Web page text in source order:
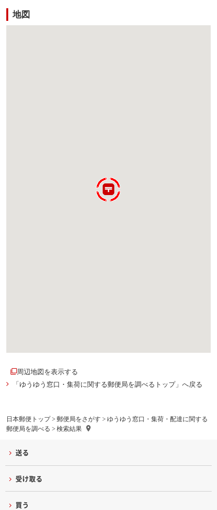
日本郵便トップ> 郵便局をさがす > ゆうゆう窓口・集荷・配達に関する
郵便局を調べる > 検索結果
地図
周辺地図を表示する
「ゆうゆう窓口・集荷に関する郵便局を調べるトップ」へ戻る
送る
受け取る
買う